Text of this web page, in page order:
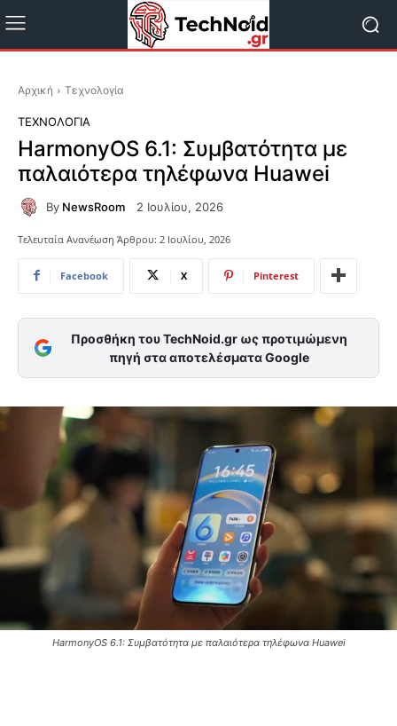
Αρχική Τεχνολογία
ΤΕΧΝΟΛΟΓΊΑ
HarmonyOS 6.1: Συμβατότητα με
παλαιότερα τηλέφωνα Huawei
By NewsRoom 2 Ιουλίου, 2026
Τελευταία Ανανέωση Άρθρου: 2 Ιουλίου, 2026
Facebook X Pinterest
Προσθήκη του TechNoid.gr ως προτιμώμενη
πηγή στα αποτελέσματα Google
HarmonyOS 6.1: Συμβατότητα με παλαιότερα τηλέφωνα Huawei